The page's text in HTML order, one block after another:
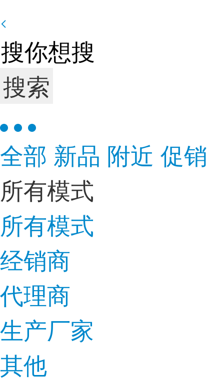
搜索
全部 新品 附近 促销
所有模式
所有模式
经销商
代理商
生产厂家
其他